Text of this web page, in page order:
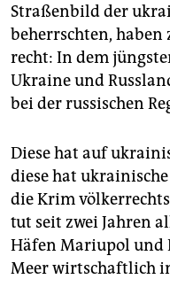
Straßenbild der
beherrschten,
recht: In dem
Ukraine und
bei der russischen
Diese hat auf
diese hat
die Krim
tut seit zwei Jahren
Häfen Mariupol und
Meer wirtschaftlich